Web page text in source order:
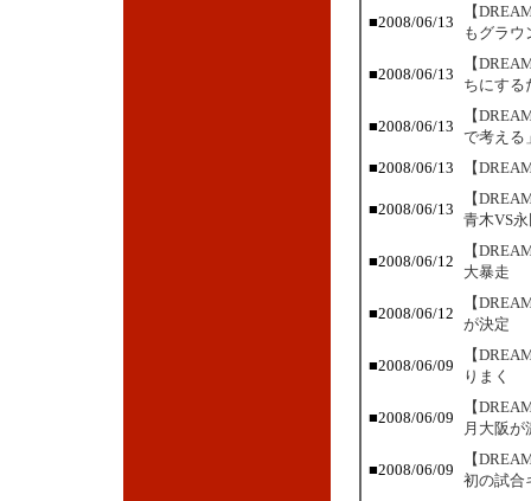
■2008/06/13
【
もグラウ
■2008/06/13
【
ちにする
■2008/06/13
【
で考える
■2008/06/13
【
■2008/06/13
【
青木VS
■2008/06/12
【
大暴走
■2008/06/12
【
が決定
■2008/06/09
【
りまく
■2008/06/09
【
月大阪が
■2008/06/09
【
初の試合